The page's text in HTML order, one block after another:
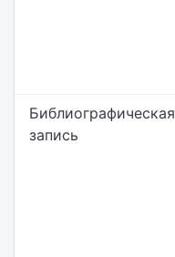
Библиографическая
запись